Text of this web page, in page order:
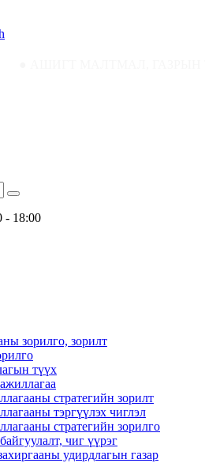
- 18:00
зорилго, зорилт
түүх
стратегийн зорилт
тэргүүлэх чиглэл
стратегийн зорилго
чиг үүрэг
удирдлагын газар